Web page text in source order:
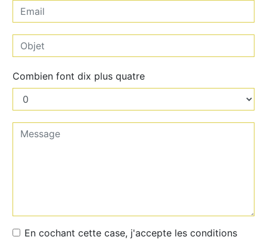
Combien font dix plus quatre
En cochant cette case, j'accepte les conditions